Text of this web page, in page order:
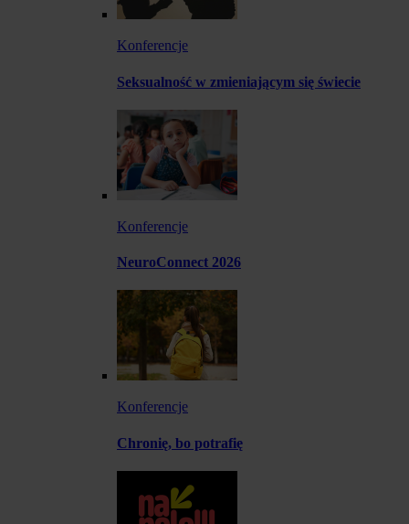
Konferencje
Seksualność w zmieniającym się świecie
Konferencje
NeuroConnect 2026
Konferencje
Chronię, bo potrafię